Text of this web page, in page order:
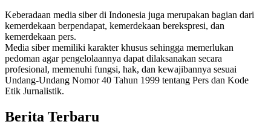
Keberadaan media siber di Indonesia juga merupakan bagian dari
kemerdekaan berpendapat, kemerdekaan berekspresi, dan
kemerdekaan pers.
Media siber memiliki karakter khusus sehingga memerlukan
pedoman agar pengelolaannya dapat dilaksanakan secara
profesional, memenuhi fungsi, hak, dan kewajibannya sesuai
Undang-Undang Nomor 40 Tahun 1999 tentang Pers dan Kode
Etik Jurnalistik.
Berita Terbaru